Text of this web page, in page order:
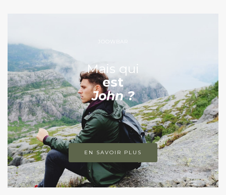
JOOWBAR
Mais qui
est
John ?
EN SAVOIR PLUS